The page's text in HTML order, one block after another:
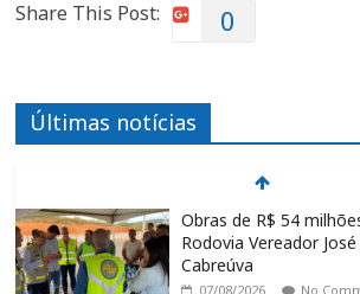
Share This Post: 0
Últimas notícias
Obras de R$ 54
Rodovia Vereador
Cabreúva
07/08/2026 No